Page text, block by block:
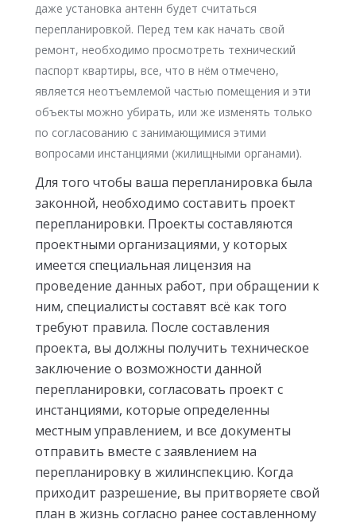
даже установка антенн будет считаться
перепланировкой. Перед тем как начать свой
ремонт, необходимо просмотреть технический
паспорт квартиры, все, что в нём отмечено,
является неотъемлемой частью помещения и эти
объекты можно убирать, или же изменять только
по согласованию с занимающимися этими
вопросами инстанциями (жилищными органами).
Для того чтобы ваша перепланировка была
законной, необходимо составить проект
перепланировки. Проекты составляются
проектными организациями, у которых
имеется специальная лицензия на
проведение данных работ, при обращении к
ним, специалисты составят всё как того
требуют правила. После составления
проекта, вы должны получить техническое
заключение о возможности данной
перепланировки, согласовать проект с
инстанциями, которые определенны
местным управлением, и все документы
отправить вместе с заявлением на
перепланировку в жилинспекцию. Когда
приходит разрешение, вы притворяете свой
план в жизнь согласно ранее составленному